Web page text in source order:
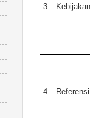
3. Kebijakan
4. Referensi